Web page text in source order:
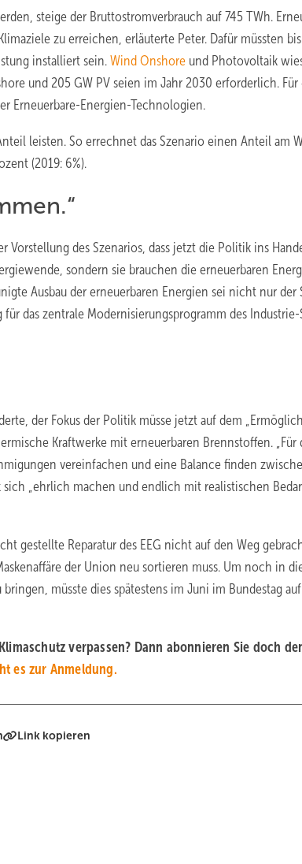
steige der Bruttostromverbrauch auf 745 TWh.
zu erreichen, erläuterte Peter. Dafür müssten
installiert sein. Wind Onshore und Photovoltaik
und 205 GW PV seien im Jahr 2030 erforderlich. Für
Erneuerbare-Energien-Technologien.
leisten. So errechnet das Szenario einen Anteil am
(2019: 6%).
des Szenarios, dass jetzt die Politik ins
sondern sie brauchen die erneuerbaren
Ausbau der erneuerbaren Energien sei nicht nur der
das zentrale Modernisierungsprogramm des
der Fokus der Politik müsse jetzt auf dem
Kraftwerke mit erneuerbaren Brennstoffen. „Für
vereinfachen und eine Balance finden
„ehrlich machen und endlich mit realistischen
gestellte Reparatur des EEG nicht auf den Weg
der Union neu sortieren muss. Um noch in
müsste dies spätestens im Juni im Bundestag
verpassen? Dann abonnieren Sie doch
es zur Anmeldung.
Link kopieren